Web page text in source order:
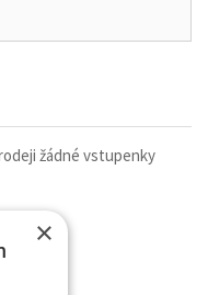
žádné vstupenky
×